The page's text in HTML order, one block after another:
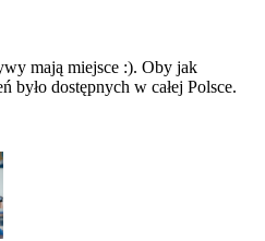
mają miejsce :). Oby jak
było dostępnych w całej Polsce.